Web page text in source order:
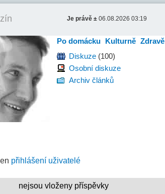
Je právě ± 06.08.2026 03:19
Po domácku Kulturně Zdravě
Diskuze (100)
Osobní diskuze
Archiv článků
přihlášení uživatelé
nejsou vloženy příspěvky